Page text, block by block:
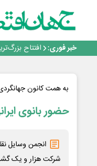
خبر فوری:
حیات
راهی که
افتتاح
گفتگو با
حیات
راهی که
فولاد مبارکه
افتتاح
به همت کانون جهانگردی
حضور بانوی
انجمن وسایل
شرکت هزار و یک گشت